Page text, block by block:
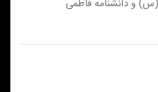
و دانشنامه فاطمی